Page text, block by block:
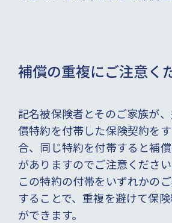
補償の重複にご注意く
記名被保険者とそのご家族が
償特約を付帯した保険契約を
合、同じ特約を付帯すると補
がありますのでご注意ください
この特約の付帯をいずれかの
することで、重複を避けて保
ができます。